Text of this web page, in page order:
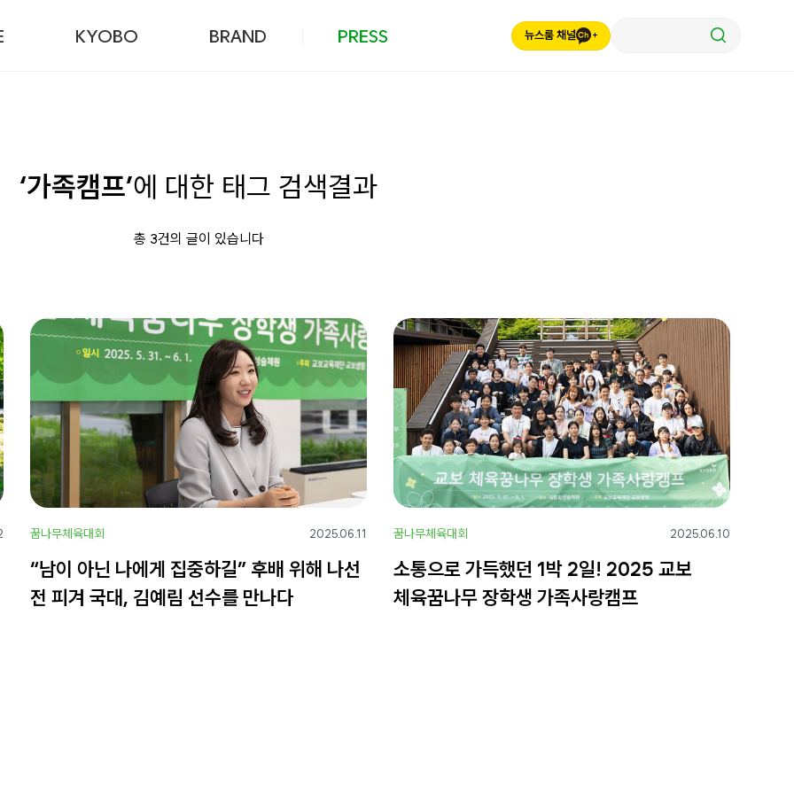
KYOBO BRAND PRESS 뉴스룸 채널
‘가족캠프’에 대한 태그 검색결과
총 3건의 글이 있습니다
꿈나무체육대회 2025.06.11
“남이 아닌 나에게 집중하길” 후배 위해 나선
전 피겨 국대, 김예림 선수를 만나다
꿈나무체육대회 2025.06.10
소통으로 가득했던 1박 2일! 2025 교보
체육꿈나무 장학생 가족사랑캠프